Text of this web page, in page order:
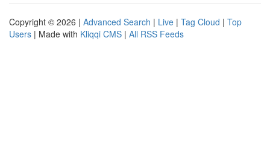
Copyright © 2026 | Advanced Search | Live | Tag Cloud | Top
Users | Made with Kliqqi CMS | All RSS Feeds